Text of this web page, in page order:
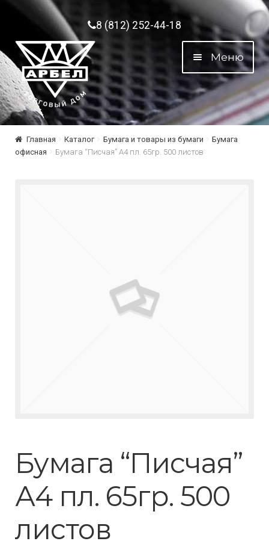
Перейти к навигации
Перейти к содержимому8 (812) 252-44-18
Меню
Главная Каталог Бумага и товары из бумаги
Бумага
офисная
Бумага “Писчая” А4 пл. 65гр. 500 листов
Бумага “Писчая”
А4 пл. 65гр. 500
листов